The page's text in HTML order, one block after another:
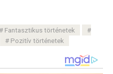
Fantasztikus történetek
Pozitív történetek